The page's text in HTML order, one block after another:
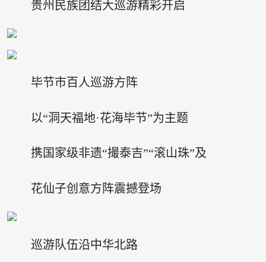
贵州民族团结大巡游精彩开启
毕节市百人巡游方阵
以“洞天福地·花海毕节”为主题
携国家级非遗“撮泰吉”“滚山珠”及
花仙子创意方阵震撼登场
巡游队伍沿中华北路